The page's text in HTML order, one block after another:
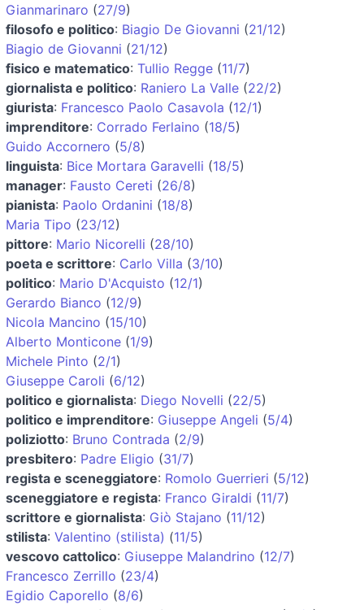
Gianmarinaro (27/9)
filosofo e politico: Biagio De Giovanni (21/12)
Biagio de Giovanni (21/12)
fisico e matematico: Tullio Regge (11/7)
giornalista e politico: Raniero La Valle (22/2)
giurista: Francesco Paolo Casavola (12/1)
imprenditore: Corrado Ferlaino (18/5)
Guido Accornero (5/8)
linguista: Bice Mortara Garavelli (18/5)
manager: Fausto Cereti (26/8)
pianista: Paolo Ordanini (18/8)
Maria Tipo (23/12)
pittore: Mario Nicorelli (28/10)
poeta e scrittore: Carlo Villa (3/10)
politico: Mario D'Acquisto (12/1)
Gerardo Bianco (12/9)
Nicola Mancino (15/10)
Alberto Monticone (1/9)
Michele Pinto (2/1)
Giuseppe Caroli (6/12)
politico e giornalista: Diego Novelli (22/5)
politico e imprenditore: Giuseppe Angeli (5/4)
poliziotto: Bruno Contrada (2/9)
presbitero: Padre Eligio (31/7)
regista e sceneggiatore: Romolo Guerrieri (5/12)
sceneggiatore e regista: Franco Giraldi (11/7)
scrittore e giornalista: Giò Stajano (11/12)
stilista: Valentino (stilista) (11/5)
vescovo cattolico: Giuseppe Malandrino (12/7)
Francesco Zerrillo (23/4)
Egidio Caporello (8/6)